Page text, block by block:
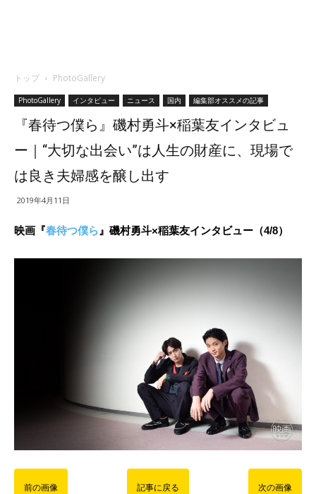
トップ PhotoGallery
PhotoGallery インタビュー ニュース 国内 編集部オススメの記事
『春待つ僕ら』磯村勇斗×稲葉友インタビュ
ー｜“大切な出会い”は人生の財産に、現場で
は良き夫婦感を醸し出す
2019年4月11日
映画『春待つ僕ら 』磯村勇斗×稲葉友インタビュー（4/8）
前の画像 記事に戻る 次の画像